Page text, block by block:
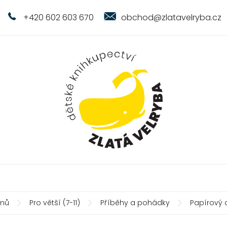
+420 602 603 670 obchod@zlatavelryba.cz
Pro větší (7-11) Příběhy a pohádky Papírový